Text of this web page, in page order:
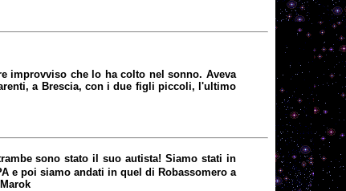
improvviso che lo ha colto nel sonno. Aveva
a Brescia, con i due figli piccoli, l'ultimo
sono stato il suo autista! Siamo stati in
e poi siamo andati in quel di Robassomero a